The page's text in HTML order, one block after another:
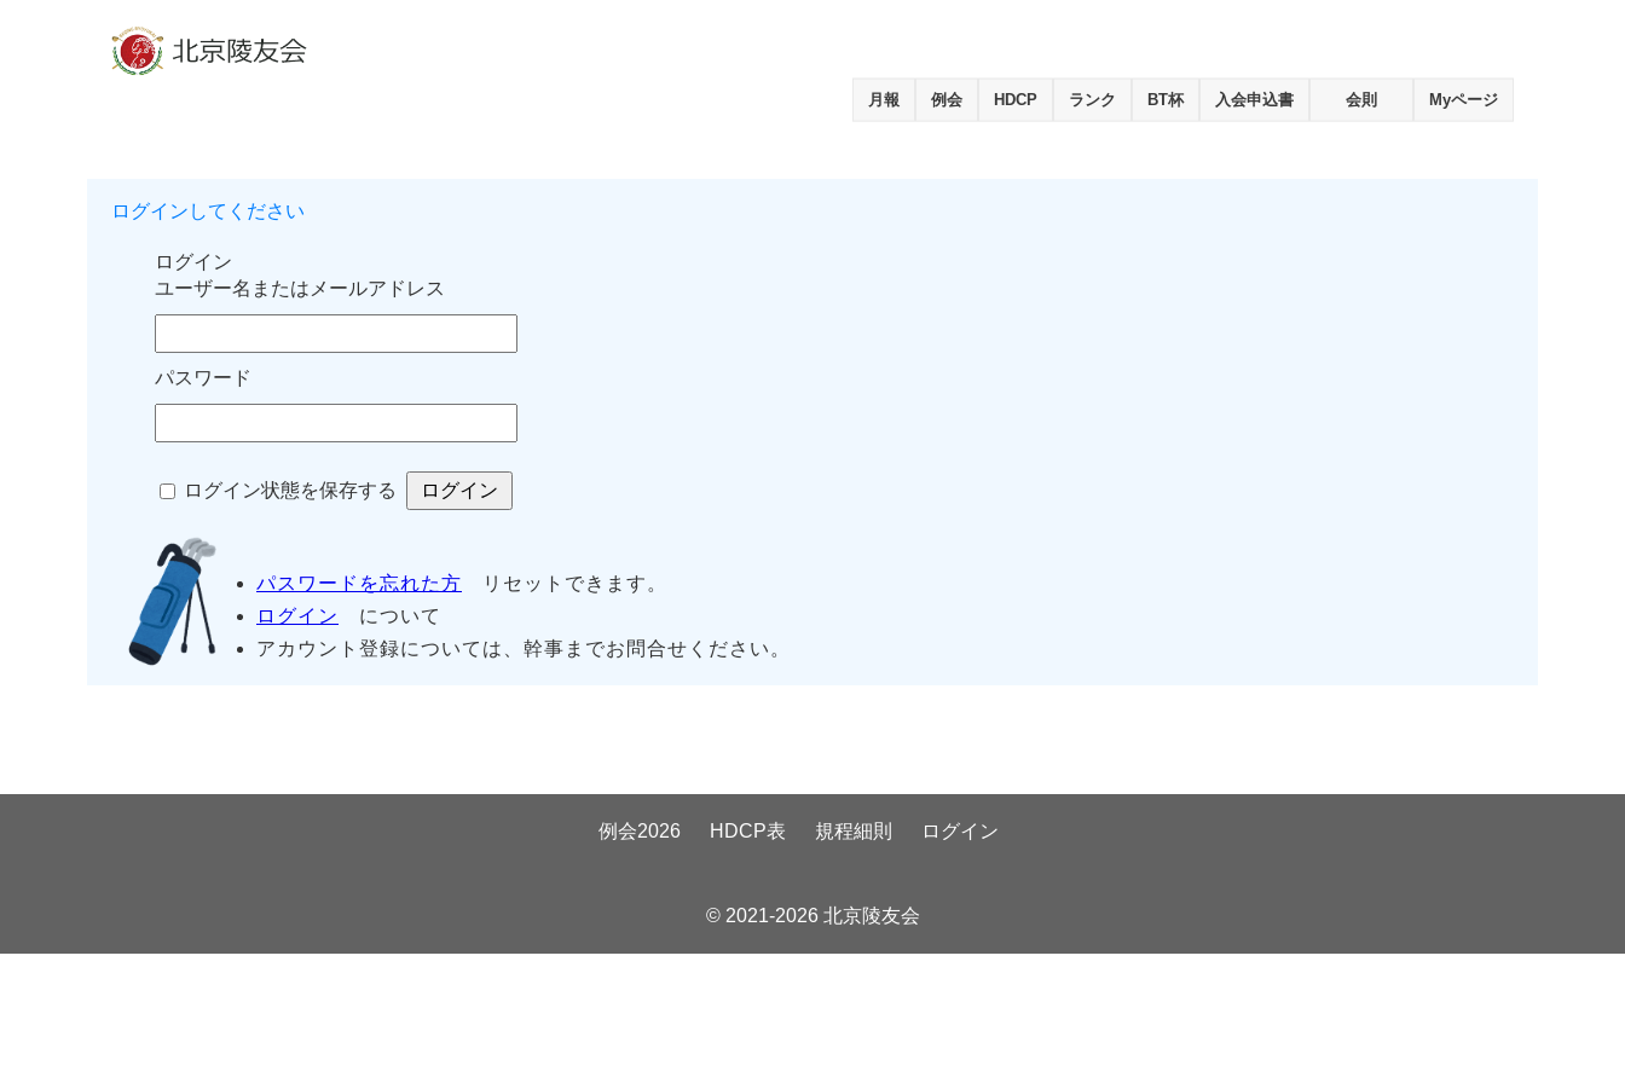
月報 例会 HDCP ランク BT杯 入会申込書 会則 Myページ
ログインしてください
ログイン
ユーザー名またはメールアドレス
パスワード
ログイン状態を保存する
パスワードを忘れた方 リセットできます。
ログイン
について
アカウント登録については、幹事までお問合せください。
例会2026 HDCP表 規程細則 ログイン
© 2021-2026 北京陵友会